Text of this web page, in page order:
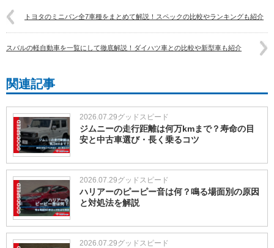
トヨタのミニバン全7車種をまとめて解説！スペックの比較やランキングも紹介
スバルの軽自動車を一覧にして徹底解説！ダイハツ車との比較や新型車も紹介
関連記事
2026.07.29グッドスピード
ジムニーの走行距離は何万kmまで？寿命の目
安と中古車選び・長く乗るコツ
2026.07.29グッドスピード
ハリアーのピーピー音は何？鳴る場面別の原因
と対処法を解説
2026.07.29グッドスピード